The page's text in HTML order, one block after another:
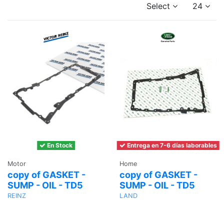
Select 24
En Stock
Motor
copy of GASKET -
SUMP - OIL - TD5
REINZ
Entrega en 7-6 días laborables
Home
copy of GASKET -
SUMP - OIL - TD5
LAND